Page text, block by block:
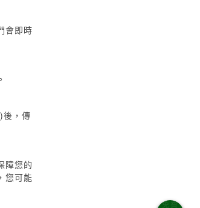
會即時
後，傳
障您的
您可能